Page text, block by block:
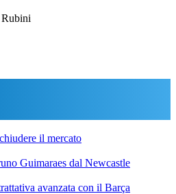
il mercato
Guimaraes dal Newcastle
avanzata con il Barça